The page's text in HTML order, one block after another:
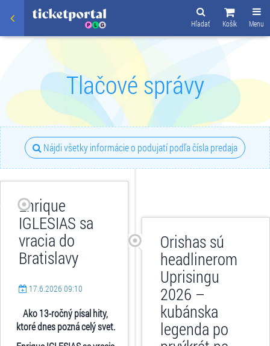
Menu
Košík
Hľadať
Tlačové správy
Nájdi všetky informácie o podujatí podľa čísla predaja
Enrique
IGLESIAS sa
vracia do
Bratislavy
17.6.2026 09:10
Ako 13-ročný písal hity,
ktoré dnes pozná celý svet.
Orishas sú
headlinerom
Uprisingu
2026 –
kubánska
legenda po